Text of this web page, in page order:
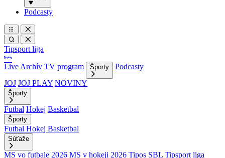
Podcasty
Tipsport liga
Live Archív TV program Športy
Podcasty
JOJ JOJ PLAY NOVINY
Športy
Futbal Hokej Basketbal
Športy
Futbal Hokej Basketbal
Súťaže
MS vo futbale 2026 MS v hokeji 2026 Tipos SBL Tipsport liga